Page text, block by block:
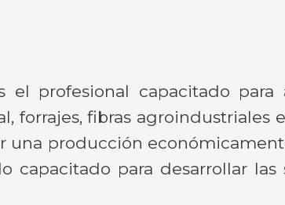
profesional capacitado para
fibras agroindustriales
una producción
capacitado para desarrollar las